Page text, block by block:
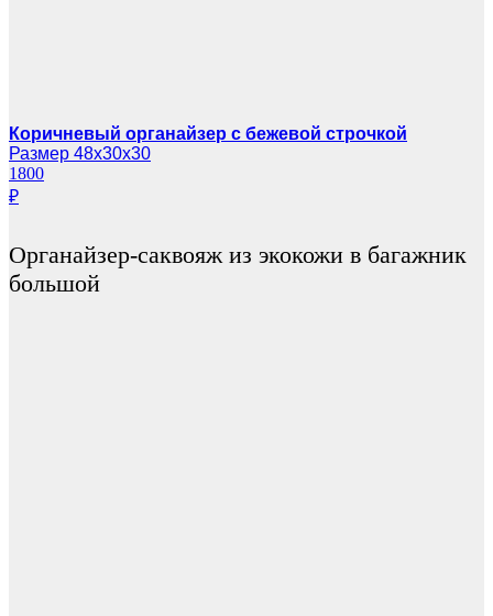
Коричневый органайзер с бежевой строчкой
Размер 48х30х30
1800
₽
Органайзер-саквояж из экокожи в багажник
большой